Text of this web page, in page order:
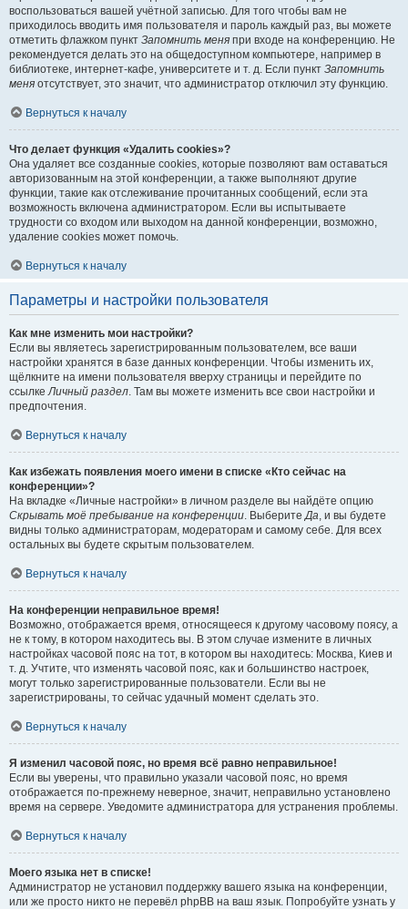
воспользоваться вашей учётной записью. Для того чтобы вам не
приходилось вводить имя пользователя и пароль каждый раз, вы можете
отметить флажком пункт Запомнить меня при входе на конференцию. Не
рекомендуется делать это на общедоступном компьютере, например в
библиотеке, интернет-кафе, университете и т. д. Если пункт Запомнить
меня отсутствует, это значит, что администратор отключил эту функцию.
Вернуться к началу
Что делает функция «Удалить cookies»?
Она удаляет все созданные cookies, которые позволяют вам оставаться
авторизованным на этой конференции, а также выполняют другие
функции, такие как отслеживание прочитанных сообщений, если эта
возможность включена администратором. Если вы испытываете
трудности со входом или выходом на данной конференции, возможно,
удаление cookies может помочь.
Вернуться к началу
Параметры и настройки пользователя
Как мне изменить мои настройки?
Если вы являетесь зарегистрированным пользователем, все ваши
настройки хранятся в базе данных конференции. Чтобы изменить их,
щёлкните на имени пользователя вверху страницы и перейдите по
ссылкеЛичный раздел. Там вы можете изменить все свои настройки и
предпочтения.
Вернуться к началу
Как избежать появления моего имени в списке «Кто сейчас на
конференции»?
На вкладке «Личные настройки» в личном разделе вы найдёте опцию
Скрывать моё пребывание на конференции. ВыберитеДа, и вы будете
видны только администраторам, модераторам и самому себе. Для всех
остальных вы будете скрытым пользователем.
Вернуться к началу
На конференции неправильное время!
Возможно, отображается время, относящееся к другому часовому поясу, а
не к тому, в котором находитесь вы. В этом случае измените в личных
настройках часовой пояс на тот, в котором вы находитесь: Москва, Киев и
т. д. Учтите, что изменять часовой пояс, как и большинство настроек,
могут только зарегистрированные пользователи. Если вы не
зарегистрированы, то сейчас удачный момент сделать это.
Вернуться к началу
Я изменил часовой пояс, но время всё равно неправильное!
Если вы уверены, что правильно указали часовой пояс, но время
отображается по-прежнему неверное, значит, неправильно установлено
время на сервере. Уведомите администратора для устранения проблемы.
Вернуться к началу
Моего языка нет в списке!
Администратор не установил поддержку вашего языка на конференции,
или же просто никто не перевёл phpBB на ваш язык. Попробуйте узнать у